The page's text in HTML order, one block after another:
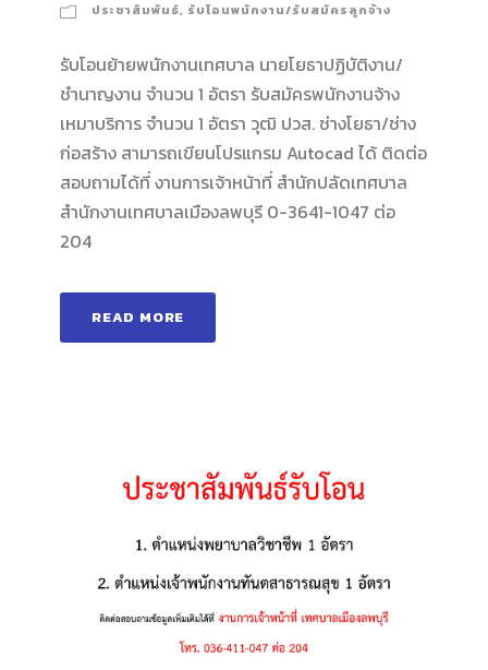
ประชาสัมพันธ์, รับโอนพนักงาน/รับสมัครลูกจ้าง
รับโอนย้ายพนักงานเทศบาล นายโยธาปฏิบัติงาน/
ชำนาญงาน จำนวน 1 อัตรา รับสมัครพนักงานจ้าง
เหมาบริการ จำนวน 1 อัตรา วุฒิ ปวส. ช่างโยธา/ช่าง
ก่อสร้าง สามารถเขียนโปรแกรม Autocad ได้ ติดต่อ
สอบถามได้ที่ งานการเจ้าหน้าที่ สำนักปลัดเทศบาล
สำนักงานเทศบาลเมืองลพบุรี 0-3641-1047 ต่อ
204
READ MORE